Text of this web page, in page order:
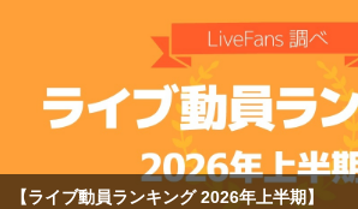
【ライブ動員ランキング 2026年上半期】